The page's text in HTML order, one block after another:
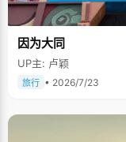
因为大同
UP主: 卢颖
旅行 • 2026/7/23